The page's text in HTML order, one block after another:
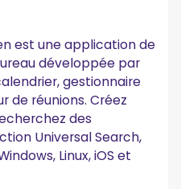
est une application de
développée par
gestionnaire
de réunions. Créez
des
Universal Search,
Linux, iOS et